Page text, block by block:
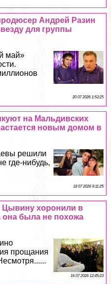
Андрей Разин
для группы
май»
20 07 2026 1:53:25
на Мальдивских
новым домом в
решили
где-нибудь,
18 07 2026 9:11:25
Цывину хоронили в
она была не похожа
прощания
16 07 2026 12:45:23